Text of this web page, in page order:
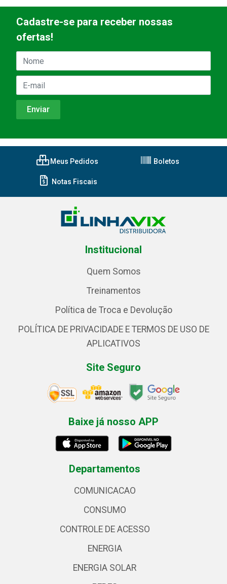
Cadastre-se para receber nossas
ofertas!
Meus Pedidos Boletos
Notas Fiscais
Institucional
Quem Somos
Treinamentos
Política de Troca e Devolução
POLÍTICA DE PRIVACIDADE E TERMOS DE USO DE
APLICATIVOS
Site Seguro
Baixe já nosso APP
Departamentos
COMUNICACAO
CONSUMO
CONTROLE DE ACESSO
ENERGIA
ENERGIA SOLAR